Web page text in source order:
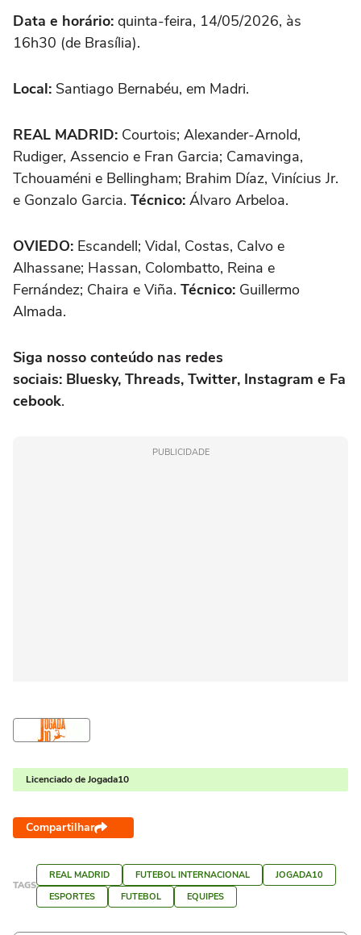
Data e horário: quinta-feira, 14/05/2026, às
16h30 (de Brasília).
Local: Santiago Bernabéu, em Madri.
REAL MADRID: Courtois; Alexander-Arnold,
Rudiger, Assencio e Fran Garcia; Camavinga,
Tchouaméni e Bellingham; Brahim Díaz, Vinícius Jr.
e Gonzalo Garcia. Técnico: Álvaro Arbeloa.
OVIEDO: Escandell; Vidal, Costas, Calvo e
Alhassane; Hassan, Colombatto, Reina e
Fernández; Chaira e Viña. Técnico: Guillermo
Almada.
Siga nosso conteúdo nas redes
sociais: Bluesky, Threads, Twitter, Instagram e Fa
cebook.
PUBLICIDADE
Licenciado de Jogada10
Compartilhar
TAGS
REAL MADRID FUTEBOL INTERNACIONAL
JOGADA10
ESPORTES
FUTEBOL EQUIPES